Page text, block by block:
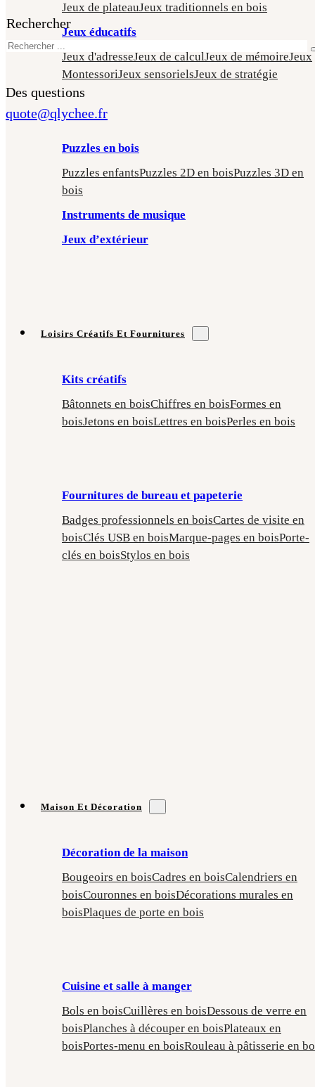
Rechercher
Des questions
quote@qlychee.fr
Jeux de plateauJeux traditionnels en bois
Jeux éducatifs
Jeux d'adresseJeux de calculJeux de mémoireJeux
MontessoriJeux sensorielsJeux de stratégie
Puzzles en bois
Puzzles enfantsPuzzles 2D en boisPuzzles 3D en
bois
Instruments de musique
Jeux d’extérieur
Loisirs Créatifs Et Fournitures
Kits créatifs
Bâtonnets en boisChiffres en boisFormes en
boisJetons en boisLettres en boisPerles en bois
Fournitures de bureau et papeterie
Badges professionnels en boisCartes de visite en
boisClés USB en boisMarque-pages en boisPorte-
clés en boisStylos en bois
Maison Et Décoration
Décoration de la maison
Bougeoirs en boisCadres en boisCalendriers en
boisCouronnes en boisDécorations murales en
boisPlaques de porte en bois
Cuisine et salle à manger
Bols en boisCuillères en boisDessous de verre en
boisPlanches à découper en boisPlateaux en
boisPortes-menu en boisRouleau à pâtisserie en